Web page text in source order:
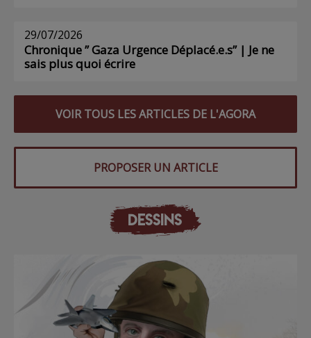
29/07/2026
Chronique ” Gaza Urgence Déplacé.e.s” | Je ne
sais plus quoi écrire
VOIR TOUS LES ARTICLES DE L'AGORA
PROPOSER UN ARTICLE
DESSINS